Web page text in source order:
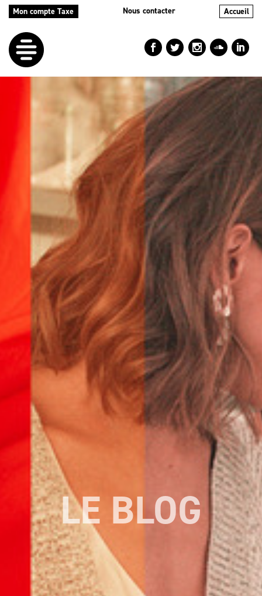
Mon compte Taxe Nous contacter Accueil
LEDÉFI
AIDES
NOSACTIONS
LEBLOG
RÉPERTOIRES
LE BLOG